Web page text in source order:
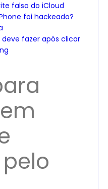
falso do iCloud
foi hackeado?
fazer após clicar